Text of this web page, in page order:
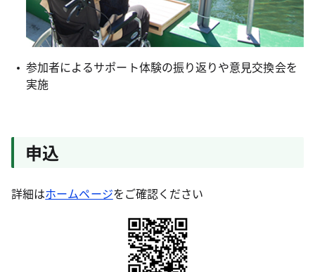
参加者によるサポート体験の振り返りや意見交換会を
実施
申込
詳細はホームページをご確認ください